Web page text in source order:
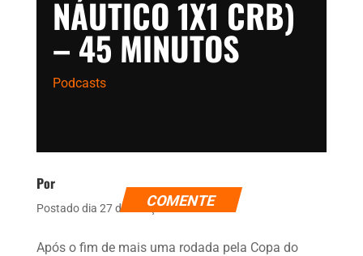
NÁUTICO 1X1 CRB)
– 45 MINUTOS
Podcasts
Por
Postado dia 27 de março de 2024
COMENTE
Após o fim de mais uma rodada pela Copa do